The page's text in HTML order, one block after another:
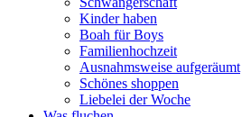
Kinder haben
Boah für Boys
Familienhochzeit
Ausnahmsweise aufgeräumt
Schönes shoppen
Liebelei der Woche